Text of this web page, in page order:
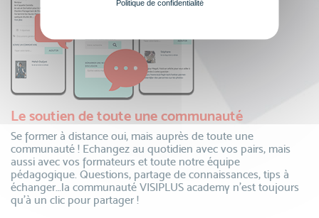
Le soutien de toute une communauté
Se former à distance oui, mais auprès de toute une
communauté ! Echangez au quotidien avec vos pairs, mais
aussi avec vos formateurs et toute notre équipe
pédagogique. Questions, partage de connaissances, tips à
échanger…la communauté VISIPLUS academy n’est toujours
qu’à un clic pour partager !
Politique de confidentialité